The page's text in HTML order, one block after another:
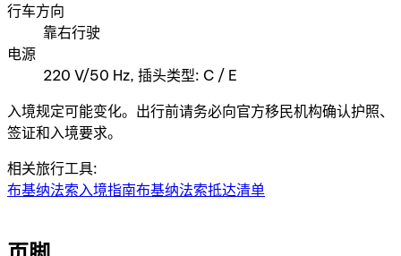
行车方向
靠右行驶
电源
220 V/50 Hz, 插头类型: C / E
入境规定可能变化。出行前请务必向官方移民机构确认护照、
签证和入境要求。
相关旅行工具:
布基纳法索入境指南布基纳法索抵达清单